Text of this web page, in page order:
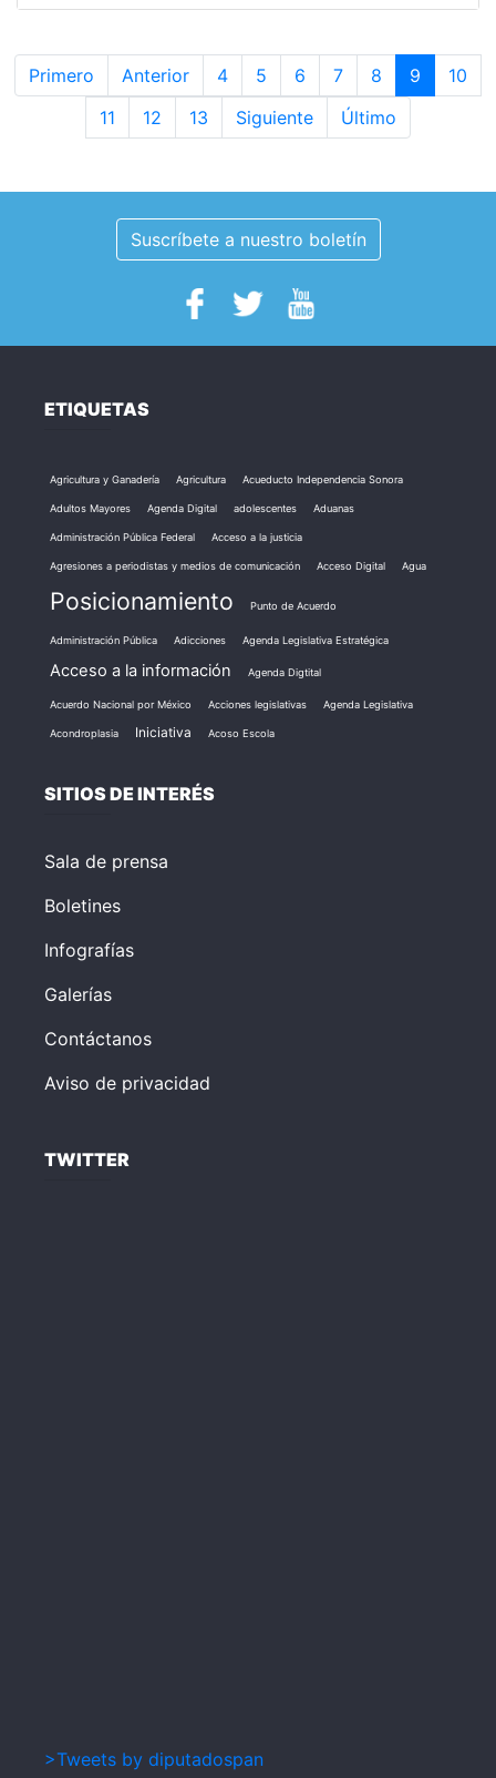
Primero Anterior 4 5 6 7 8 9
10
11
12 13 Siguiente Último
Suscríbete a nuestro boletín
ETIQUETAS
Agricultura y Ganadería Agricultura Acueducto Independencia Sonora
Adultos Mayores Agenda Digital adolescentes Aduanas
Administración Pública Federal Acceso a la justicia
Agresiones a periodistas y medios de comunicación Acceso Digital Agua
Posicionamiento Punto de Acuerdo
Administración Pública Adicciones Agenda Legislativa Estratégica
Acceso a la información Agenda Digtital
Acuerdo Nacional por México Acciones legislativas Agenda Legislativa
Acondroplasia Iniciativa Acoso Escola
SITIOS DE INTERÉS
Sala de prensa
Boletines
Infografías
Galerías
Contáctanos
Aviso de privacidad
TWITTER
>Tweets by diputadospan